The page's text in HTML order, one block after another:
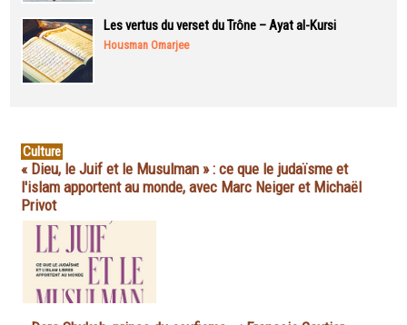
Les vertus du verset du Trône – Ayat al-Kursi
Housman Omarjee
Culture
« Dieu, le Juif et le Musulman » : ce que le judaïsme et
l'islam apportent au monde, avec Marc Neiger et Michaël
Privot